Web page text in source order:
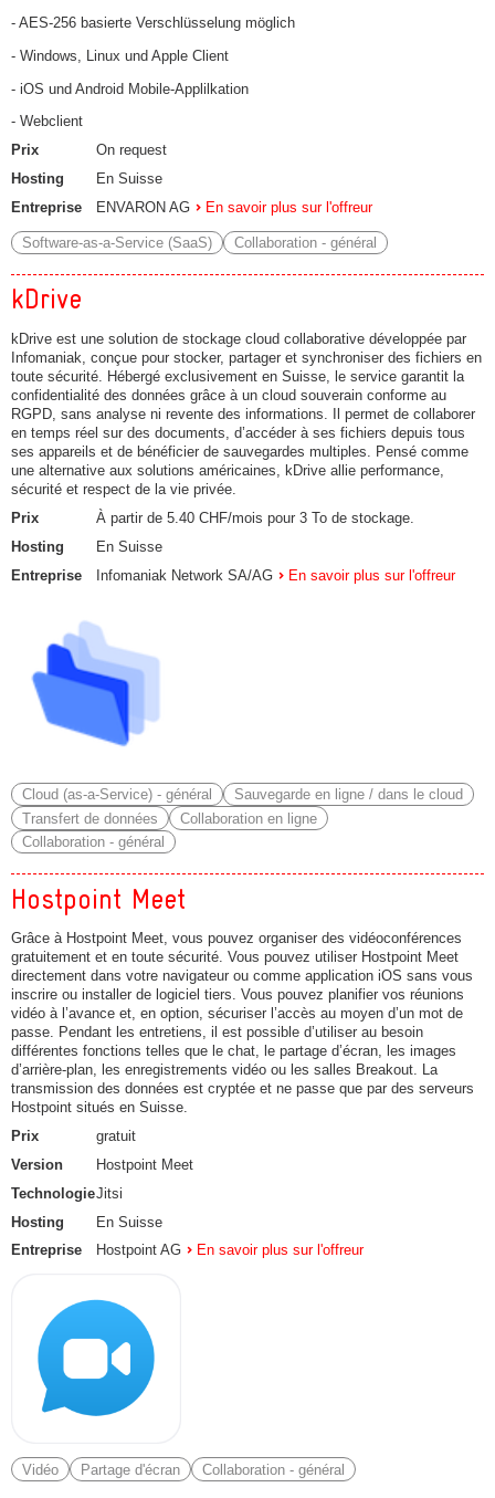
- AES-256 basierte Verschlüsselung möglich
- Windows, Linux und Apple Client
- iOS und Android Mobile-Applilkation
- Webclient
Prix
On request
Hosting
En Suisse
Entreprise
ENVARON AG En savoir plus sur l'offreur
Software-as-a-Service (SaaS) Collaboration - général
kDrive
kDrive est une solution de stockage cloud collaborative développée par
Infomaniak, conçue pour stocker, partager et synchroniser des fichiers en
toute sécurité. Hébergé exclusivement en Suisse, le service garantit la
confidentialité des données grâce à un cloud souverain conforme au
RGPD, sans analyse ni revente des informations. Il permet de collaborer
en temps réel sur des documents, d’accéder à ses fichiers depuis tous
ses appareils et de bénéficier de sauvegardes multiples. Pensé comme
une alternative aux solutions américaines, kDrive allie performance,
sécurité et respect de la vie privée.
Prix
À partir de 5.40 CHF/mois pour 3 To de stockage.
Hosting
En Suisse
Entreprise
Infomaniak Network SA/AG En savoir plus sur l'offreur
Cloud (as-a-Service) - général
Sauvegarde en ligne / dans le cloud
Transfert de données
Collaboration en ligne
Collaboration - général
Hostpoint Meet
Grâce à Hostpoint Meet, vous pouvez organiser des vidéoconférences
gratuitement et en toute sécurité. Vous pouvez utiliser Hostpoint Meet
directement dans votre navigateur ou comme application iOS sans vous
inscrire ou installer de logiciel tiers. Vous pouvez planifier vos réunions
vidéo à l’avance et, en option, sécuriser l’accès au moyen d’un mot de
passe. Pendant les entretiens, il est possible d’utiliser au besoin
différentes fonctions telles que le chat, le partage d’écran, les images
d’arrière-plan, les enregistrements vidéo ou les salles Breakout. La
transmission des données est cryptée et ne passe que par des serveurs
Hostpoint situés en Suisse.
Prix
gratuit
Version
Hostpoint Meet
TechnologieJitsi
Hosting
En Suisse
Entreprise
Hostpoint AG En savoir plus sur l'offreur
Vidéo Partage d'écran Collaboration - général